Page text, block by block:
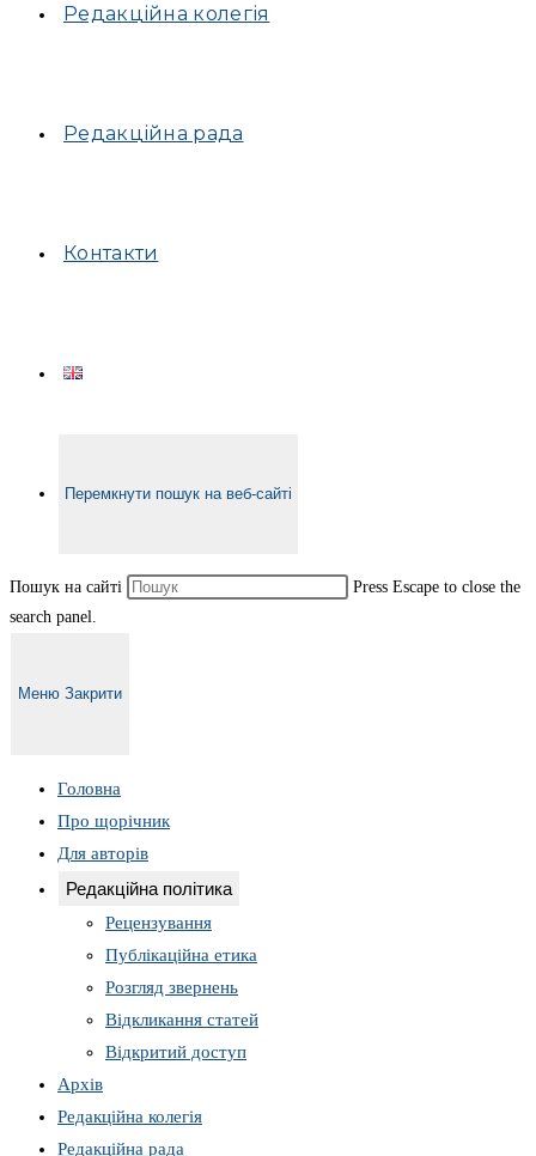
Редакційна колегія
Редакційна рада
Контакти
Перемкнути пошук на веб-сайті
Пошук на сайті
Press Escape to close the
search panel.
Меню Закрити
Головна
Про щорічник
Для авторів
Редакційна політика
Рецензування
Публікаційна етика
Розгляд звернень
Відкликання статей
Відкритий доступ
Архів
Редакційна колегія
Редакційна рада